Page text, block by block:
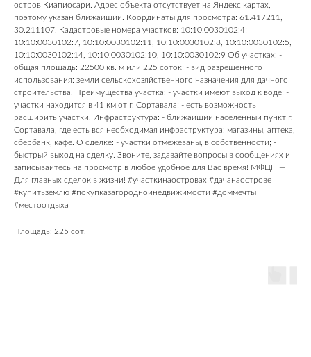
остров Киапиосари. Адрес объекта отсутствует на Яндекс картах,
поэтому указан ближайший. Координаты для просмотра: 61.417211,
30.211107. Кадастровые номера участков: 10:10:0030102:4;
10:10:0030102:7, 10:10:0030102:11, 10:10:0030102:8, 10:10:0030102:5,
10:10:0030102:14, 10:10:0030102:10, 10:10:0030102:9 Об участках: -
общая площадь: 22500 кв. м или 225 соток; - вид разрешённого
использования: земли сельскохозяйственного назначения для дачного
строительства. Преимущества участка: - участки имеют выход к воде; -
участки находится в 41 км от г. Сортавала; - есть возможность
расширить участки. Инфраструктура: - ближайший населённый пункт г.
Сортавала, где есть вся необходимая инфраструктура: магазины, аптека,
сбербанк, кафе. О сделке: - участки отмежеваны, в собственности; -
быстрый выход на сделку. Звоните, задавайте вопросы в сообщениях и
записывайтесь на просмотр в любое удобное для Вас время! МФЦН —
Для главных сделок в жизни! #участкинаостровах #дачанаострове
#купитьземлю #покупказагороднойнедвижимости #доммечты
#местоотдыха
Площадь: 225 сот.